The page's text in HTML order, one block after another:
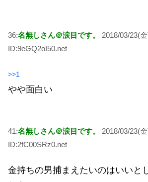
36:名無しさん＠涙目です。
2018/03/23(
ID:9eGQ2oI50.net
>>1
やや面白い
41:名無しさん＠涙目です。
2018/03/23(
ID:2fC00SRz0.net
金持ちの男捕まえたいのはいいと